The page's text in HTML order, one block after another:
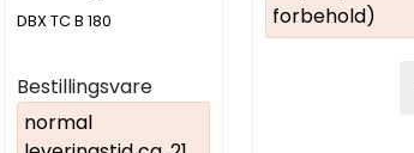
RJ45
DBX TC B 180
Bestillingsvare
normal
forbehold)